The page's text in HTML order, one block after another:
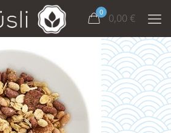
0 0,00 €